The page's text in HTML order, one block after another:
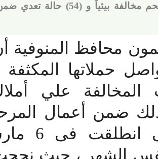
محافظ المنوفية : إزالة (55) مكمورة فحم مخالفة بيئياً
محافظ المنوفية أن
حملاتها المكثفة
علي أملاك
ضمن أعمال المرحلة
26 من نفس الشهر ، حيث